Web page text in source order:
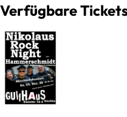
Verfügbare